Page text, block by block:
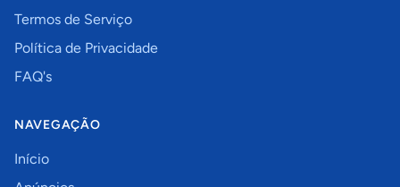
Termos de Serviço
Política de Privacidade
FAQ's
NAVEGAÇÃO
Início